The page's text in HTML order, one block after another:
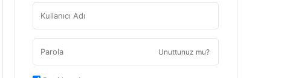
Unuttunuz mu?